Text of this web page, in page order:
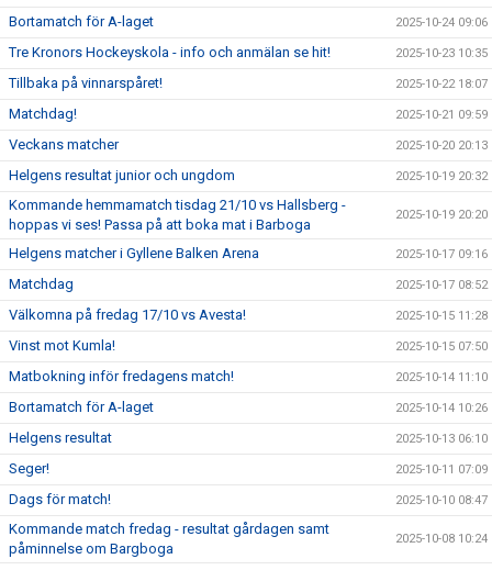
Bortamatch för A-laget 2025-10-24 09:06
Tre Kronors Hockeyskola - info och anmälan se hit! 2025-10-23 10:35
Tillbaka på vinnarspåret! 2025-10-22 18:07
Matchdag! 2025-10-21 09:59
Veckans matcher 2025-10-20 20:13
Helgens resultat junior och ungdom 2025-10-19 20:32
Kommande hemmamatch tisdag 21/10 vs Hallsberg -
hoppas vi ses! Passa på att boka mat i Barboga
2025-10-19 20:20
Helgens matcher i Gyllene Balken Arena 2025-10-17 09:16
Matchdag 2025-10-17 08:52
Välkomna på fredag 17/10 vs Avesta! 2025-10-15 11:28
Vinst mot Kumla! 2025-10-15 07:50
Matbokning inför fredagens match! 2025-10-14 11:10
Bortamatch för A-laget 2025-10-14 10:26
Helgens resultat 2025-10-13 06:10
Seger! 2025-10-11 07:09
Dags för match! 2025-10-10 08:47
Kommande match fredag - resultat gårdagen samt
påminnelse om Bargboga
2025-10-08 10:24